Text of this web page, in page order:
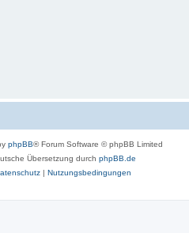
phpBB® Forum Software © phpBB Limited
Übersetzung durch phpBB.de
| Nutzungsbedingungen